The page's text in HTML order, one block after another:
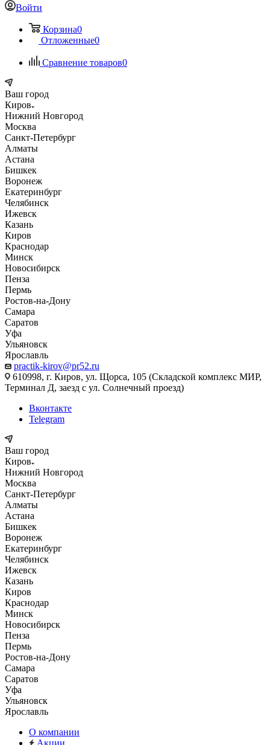
Войти
Корзина0
Отложенные0
Сравнение товаров0
Ваш город
Киров
Нижний Новгород
Москва
Санкт-Петербург
Алматы
Астана
Бишкек
Воронеж
Екатеринбург
Челябинск
Ижевск
Казань
Киров
Краснодар
Минск
Новосибирск
Пенза
Пермь
Ростов-на-Дону
Самара
Саратов
Уфа
Ульяновск
Ярославль
practik-kirov@pr52.ru
610998, г. Киров, ул. Щорса, 105 (Складской комплекс МИР,
Терминал Д, заезд с ул. Солнечный проезд)
Вконтакте
Telegram
Ваш город
Киров
Нижний Новгород
Москва
Санкт-Петербург
Алматы
Астана
Бишкек
Воронеж
Екатеринбург
Челябинск
Ижевск
Казань
Киров
Краснодар
Минск
Новосибирск
Пенза
Пермь
Ростов-на-Дону
Самара
Саратов
Уфа
Ульяновск
Ярославль
О компании
Акции